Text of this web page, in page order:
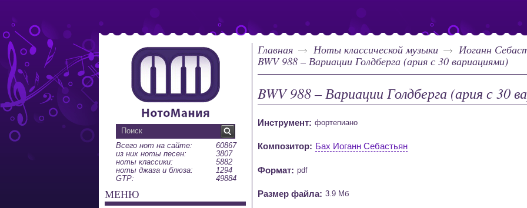
Главная Ноты классической музыки
Иоганн
BWV 988 – Вариации Голдберга (ария с 30 вариациями)
BWV 988 – Вариации Голдберга (ария с 30
Инструмент: фортепиано
Композитор: Бах Иоганн Себастьян
Формат: pdf
Размер файла: 3.9 Мб
Всего нот на сайте:
60867
из них ноты песен:
3807
ноты классики:
5882
ноты джаза и блюза:
1294
GTP:
49884
МЕНЮ